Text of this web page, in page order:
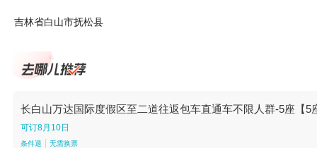
吉林省白山市抚松县
长白山万达国际度假区至二道往返包车直通车不限人群-5座【5
可订8月10日
条件退 无需换票